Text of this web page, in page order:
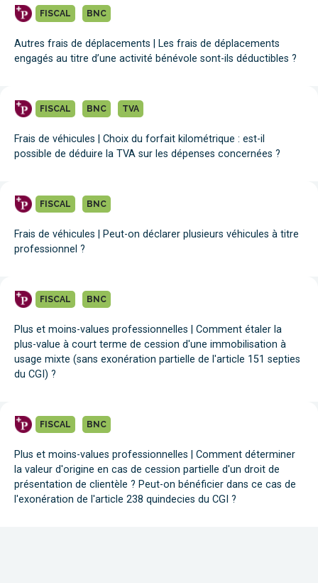
FISCAL BNC
Autres frais de déplacements | Les frais de déplacements
engagés au titre d’une activité bénévole sont-ils déductibles ?
FISCAL BNC TVA
Frais de véhicules | Choix du forfait kilométrique : est-il
possible de déduire la TVA sur les dépenses concernées ?
FISCAL BNC
Frais de véhicules | Peut-on déclarer plusieurs véhicules à titre
professionnel ?
FISCAL BNC
Plus et moins-values professionnelles | Comment étaler la
plus-value à court terme de cession d'une immobilisation à
usage mixte (sans exonération partielle de l'article 151 septies
du CGI) ?
FISCAL BNC
Plus et moins-values professionnelles | Comment déterminer
la valeur d'origine en cas de cession partielle d'un droit de
présentation de clientèle ? Peut-on bénéficier dans ce cas de
l'exonération de l'article 238 quindecies du CGI ?